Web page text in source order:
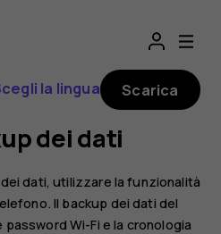
la lingua Scarica
dei dati
dati, utilizzare la funzionalità
Il backup dei dati del
Wi-Fi e la cronologia